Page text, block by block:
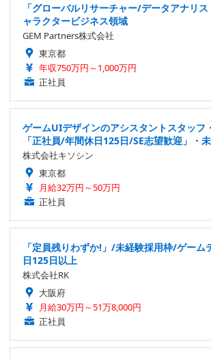
「グローバルリサーチャー/データアナリ
ャラクタービジネス領域
GEM Partners株式会社
東京都
年収750万円～1,000万円
正社員
ゲームUIデザインのアシスタントスタッフ
「正社員/年間休日125日/SE志望歓迎」・
株式会社キソシン
東京都
月給32万円～50万円
正社員
「定員残りわずか!」/未経験採用枠/ゲーム
日125日以上
株式会社RK
大阪府
月給30万円～51万8,000円
正社員